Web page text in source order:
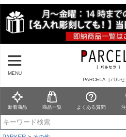
MENU
PARCELA［パルセ
新着商品 商品一覧 よくある質問